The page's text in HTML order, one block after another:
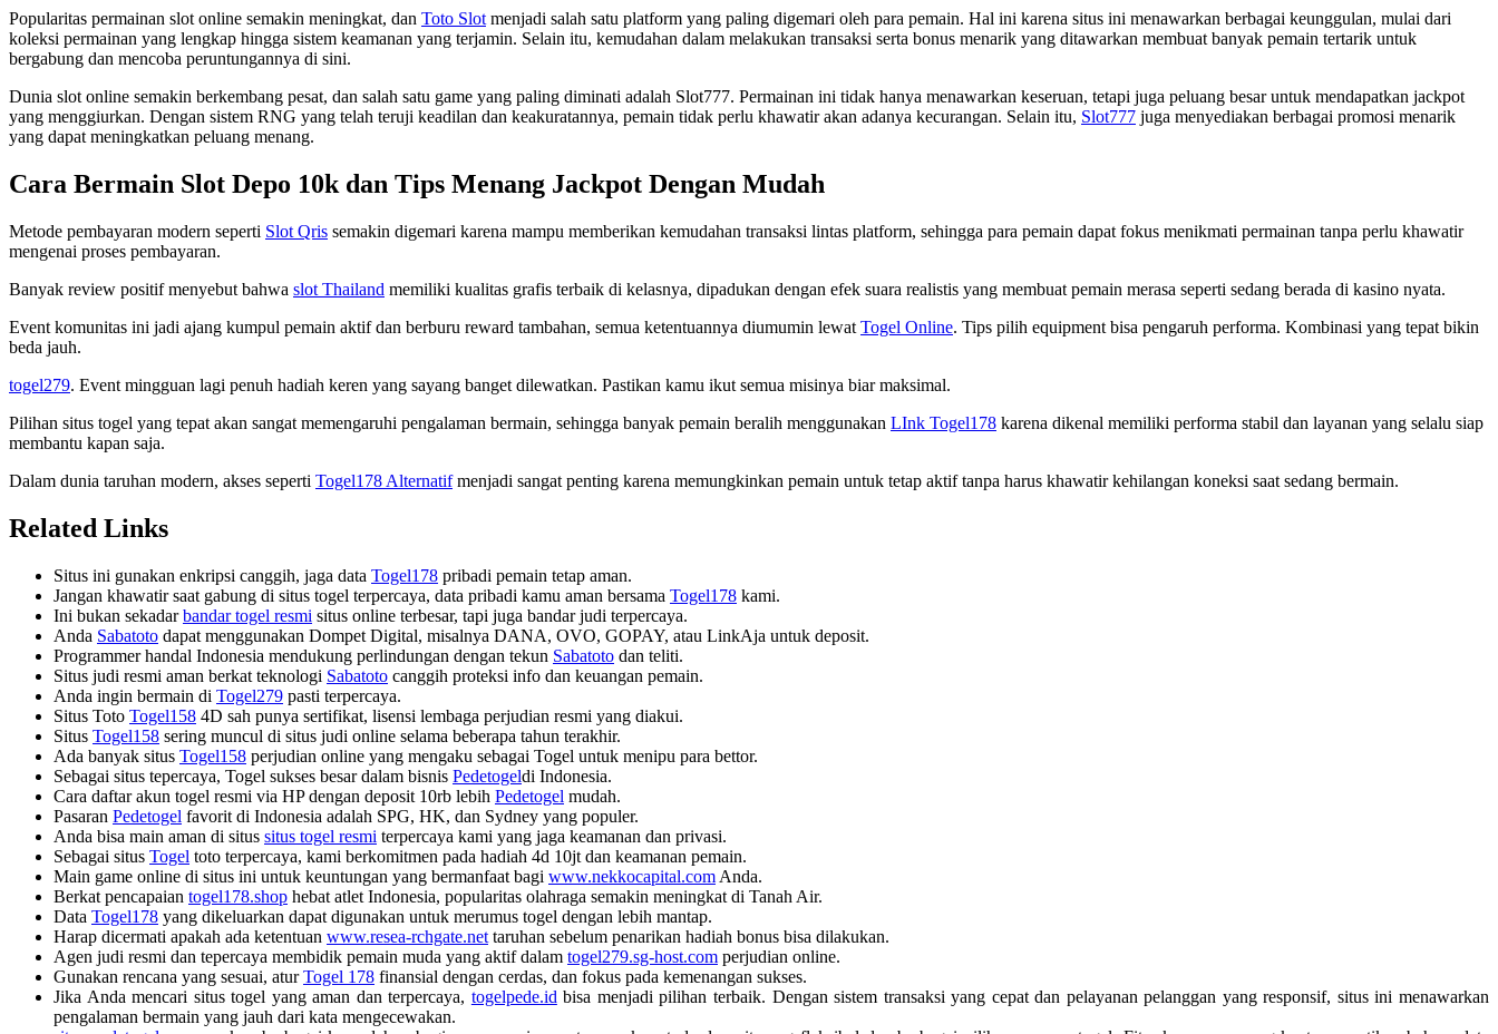
Popularitas permainan slot online semakin meningkat, dan Toto Slot menjadi salah satu platform yang paling digemari oleh para pemain. Hal ini karena situs ini menawarkan berbagai keunggulan, mulai dari
koleksi permainan yang lengkap hingga sistem keamanan yang terjamin. Selain itu, kemudahan dalam melakukan transaksi serta bonus menarik yang ditawarkan membuat banyak pemain tertarik untuk
bergabung dan mencoba peruntungannya di sini.
Dunia slot online semakin berkembang pesat, dan salah satu game yang paling diminati adalah Slot777. Permainan ini tidak hanya menawarkan keseruan, tetapi juga peluang besar untuk mendapatkan jackpot
yang menggiurkan. Dengan sistem RNG yang telah teruji keadilan dan keakuratannya, pemain tidak perlu khawatir akan adanya kecurangan. Selain itu, Slot777 juga menyediakan berbagai promosi menarik
yang dapat meningkatkan peluang menang.
Cara Bermain Slot Depo 10k dan Tips Menang Jackpot Dengan Mudah
Metode pembayaran modern seperti Slot Qris semakin digemari karena mampu memberikan kemudahan transaksi lintas platform, sehingga para pemain dapat fokus menikmati permainan tanpa perlu khawatir
mengenai proses pembayaran.
Banyak review positif menyebut bahwa slot Thailand memiliki kualitas grafis terbaik di kelasnya, dipadukan dengan efek suara realistis yang membuat pemain merasa seperti sedang berada di kasino nyata.
Event komunitas ini jadi ajang kumpul pemain aktif dan berburu reward tambahan, semua ketentuannya diumumin lewat Togel Online. Tips pilih equipment bisa pengaruh performa. Kombinasi yang tepat bikin
beda jauh.
togel279. Event mingguan lagi penuh hadiah keren yang sayang banget dilewatkan. Pastikan kamu ikut semua misinya biar maksimal.
Pilihan situs togel yang tepat akan sangat memengaruhi pengalaman bermain, sehingga banyak pemain beralih menggunakan LInk Togel178 karena dikenal memiliki performa stabil dan layanan yang selalu siap
membantu kapan saja.
Dalam dunia taruhan modern, akses seperti Togel178 Alternatifmenjadi sangat penting karena memungkinkan pemain untuk tetap aktif tanpa harus khawatir kehilangan koneksi saat sedang bermain.
Related Links
Situs ini gunakan enkripsi canggih, jaga data Togel178 pribadi pemain tetap aman.
Jangan khawatir saat gabung di situs togel terpercaya, data pribadi kamu aman bersama Togel178 kami.
Ini bukan sekadarbandar togel resmi situs online terbesar, tapi juga bandar judi terpercaya.
Anda Sabatoto dapat menggunakan Dompet Digital, misalnya DANA, OVO, GOPAY, atau LinkAja untuk deposit.
Programmer handal Indonesia mendukung perlindungan dengan tekun Sabatoto dan teliti.
Situs judi resmi aman berkat teknologi Sabatoto canggih proteksi info dan keuangan pemain.
Anda ingin bermain di Togel279 pasti terpercaya.
Situs Toto Togel158 4D sah punya sertifikat, lisensi lembaga perjudian resmi yang diakui.
Situs Togel158 sering muncul di situs judi online selama beberapa tahun terakhir.
Ada banyak situs Togel158 perjudian online yang mengaku sebagai Togel untuk menipu para bettor.
Sebagai situs tepercaya, Togel sukses besar dalam bisnis Pedetogeldi Indonesia.
Cara daftar akun togel resmi via HP dengan deposit 10rb lebih Pedetogel mudah.
Pasaran Pedetogel favorit di Indonesia adalah SPG, HK, dan Sydney yang populer.
Anda bisa main aman di situs situs togel resmi terpercaya kami yang jaga keamanan dan privasi.
Sebagai situs Togel toto terpercaya, kami berkomitmen pada hadiah 4d 10jt dan keamanan pemain.
Main game online di situs ini untuk keuntungan yang bermanfaat bagi www.nekkocapital.com Anda.
Berkat pencapaian togel178.shop hebat atlet Indonesia, popularitas olahraga semakin meningkat di Tanah Air.
Data Togel178 yang dikeluarkan dapat digunakan untuk merumus togel dengan lebih mantap.
Harap dicermati apakah ada ketentuan www.resea-rchgate.net taruhan sebelum penarikan hadiah bonus bisa dilakukan.
Agen judi resmi dan tepercaya membidik pemain muda yang aktif dalam togel279.sg-host.com perjudian online.
Gunakan rencana yang sesuai, aturTogel 178 finansial dengan cerdas, dan fokus pada kemenangan sukses.
Jika Anda mencari situs togel yang aman dan terpercaya, togelpede.id bisa menjadi pilihan terbaik. Dengan sistem transaksi yang cepat dan pelayanan pelanggan yang responsif, situs ini menawarkan
pengalaman bermain yang jauh dari kata mengecewakan.